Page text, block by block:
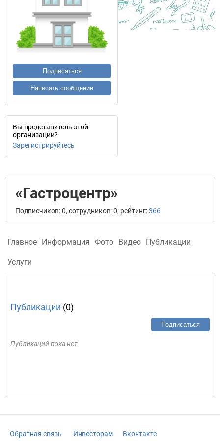
Подписаться
Написать сообщение
Вы представитель этой
организации?
Зарегистрируйтесь
«Гастроцентр»
Подписчиков: 0, сотрудников: 0, рейтинг:366
Главное Информация Фото Видео Публикации
Услуги
Публикации (0)
Подписаться
Публикаций пока нет
Обратная связь Инвесторам Вконтакте